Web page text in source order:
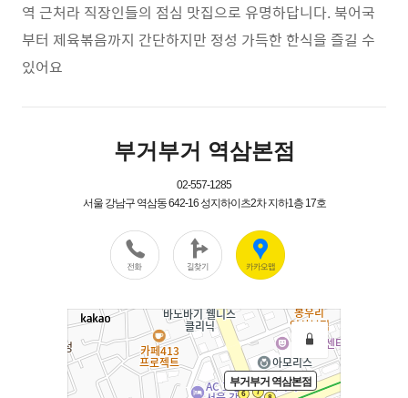
역 근처라 직장인들의 점심 맛집으로 유명하답니다. 북어국
부터 제육볶음까지 간단하지만 정성 가득한 한식을 즐길 수
있어요